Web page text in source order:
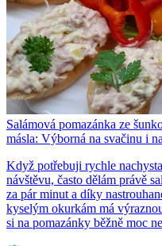
Salámová pomazánka ze
másla: Výborná na svačinu i
Když potřebuji rychle
návštěvu, často dělám právě
za pár minut a díky
kyselým okurkám má
si na pomazánky běžně moc